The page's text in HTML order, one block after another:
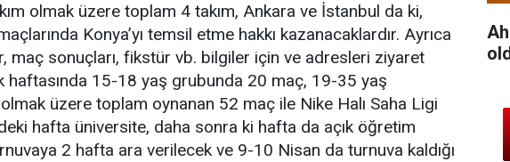
olmak üzere toplam 4 takım, Ankara ve İstanbul da ki,
Konya’yı temsil etme hakkı kazanacaklardır. Ayrıca
maç sonuçları, fikstür vb. bilgiler için ve adresleri ziyaret
haftasında 15-18 yaş grubunda 20 maç, 19-35 yaş
üzere toplam oynanan 52 maç ile Nike Halı Saha Ligi
hafta üniversite, daha sonra ki hafta da açık öğretim
2 hafta ara verilecek ve 9-10 Nisan da turnuva kaldığı